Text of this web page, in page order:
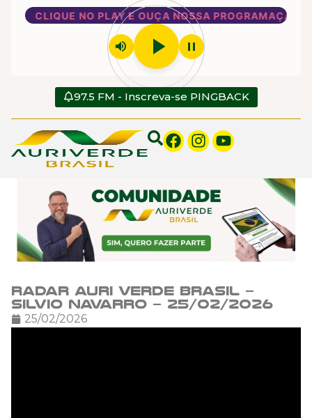
CLIQUE NO PLAY E OUÇA NOSSA PROGRAMAÇÃO
volume_up play_arrow pause
97.5 FM - Inscreva-se PINGBACK
Radar Auri Verde Brasil –
Silvio Navarro – 25/02/2026
25/02/2026